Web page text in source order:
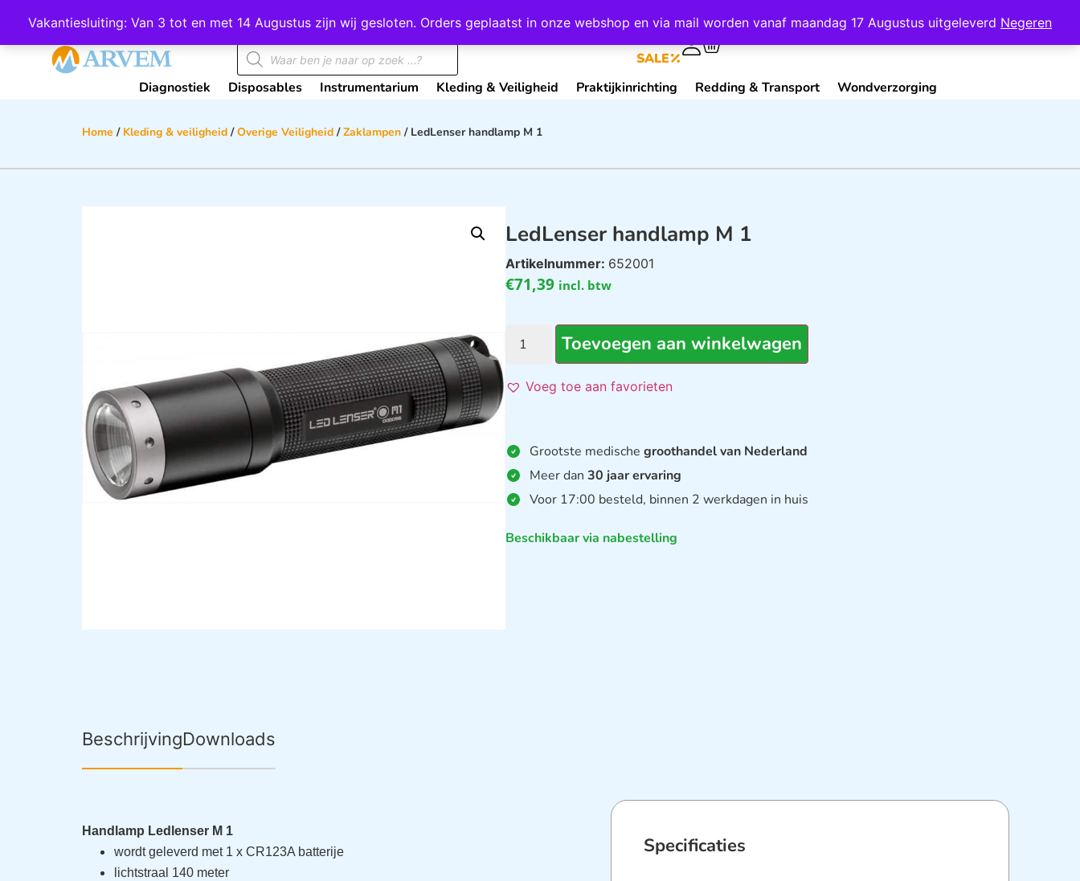
Vakantiesluiting: Van 3 tot en met 14 Augustus zijn wij gesloten. Orders geplaatst in onze webshop en via mail worden vanaf maandag 17 Augustus uitgeleverd Negeren
Wij scoren een 4,8 op Google Mijn Account Contact
SALE
Diagnostiek Disposables Instrumentarium Kleding & Veiligheid Praktijkinrichting Redding & Transport Wondverzorging
Home / Kleding & veiligheid /Overige Veiligheid /Zaklampen / LedLenser handlamp M 1
LedLenser handlamp M 1
Artikelnummer: 652001
€71,39 incl. btw
Toevoegen aan winkelwagen
Voeg toe aan favorieten
Grootste medischegroothandel van Nederland
Meer dan30 jaar ervaring
Voor 17:00 besteld, binnen 2 werkdagen in huis
Beschikbaar via nabestelling
BeschrijvingDownloads
Handlamp Ledlenser M 1
wordt geleverd met 1 x CR123A batterije
lichtstraal 140 meter
Specificaties